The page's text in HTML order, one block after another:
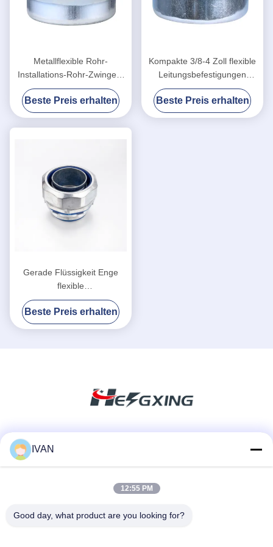
Metallflexible Rohr-
Installations-Rohr-Zwingen-
galvanisierte
Flachoberfläche
Beste Preis erhalten
Kompakte 3/8-4 Zoll flexible
Leitungsbefestigungen
Stahl-Ferrule Staubfest
Beste Preis erhalten
Gerade Flüssigkeit Enge
flexible
Metallleitungsanschluss mit
blauer Dichtung verfügbar
Beste Preis erhalten
IVAN
12:55 PM
Good day, what product are you looking for?